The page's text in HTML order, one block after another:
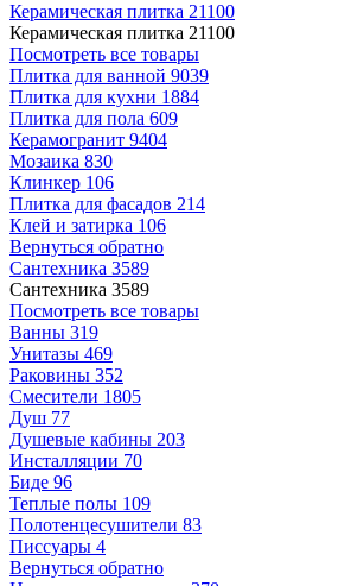
Керамическая плитка 21100
Керамическая плитка 21100
Посмотреть все товары
Плитка для ванной 9039
Плитка для кухни 1884
Плитка для пола 609
Керамогранит 9404
Мозаика 830
Клинкер 106
Плитка для фасадов 214
Клей и затирка 106
Вернуться обратно
Сантехника 3589
Сантехника 3589
Посмотреть все товары
Ванны 319
Унитазы 469
Раковины 352
Смесители 1805
Душ 77
Душевые кабины 203
Инсталляции 70
Биде 96
Теплые полы 109
Полотенцесушители 83
Писсуары 4
Вернуться обратно